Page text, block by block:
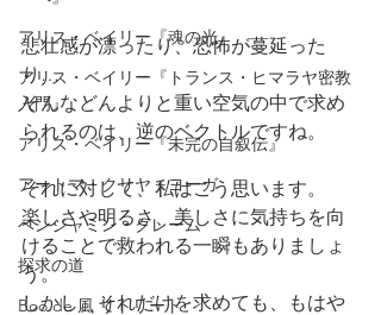
アリス・ベイリー『魂の光』
アリス・ベイリー『トランス・ヒマラヤ密教
入門』
アリス・ベイリー『未完の自叙伝』
アートマ・クリヤ・ヨーガ
ベンジャミン・クレーム
探求の道
Boo de 風 リトリート
悲壮感が漂ったり、恐怖が蔓延った
り…
そんなどんよりと重い空気の中で求め
られるのは、逆のベクトルですね。
それに対して、私はこう思います。
楽しさや明るさ、美しさに気持ちを向
けることで救われる一瞬もありましょ
う。
しかし、それだけを求めても、もはや